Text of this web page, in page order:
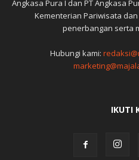
Angkasa Pura I dan PT Angkasa
Kementerian Pariwisata
penerbangan serta
Hubungi kami:
IKUTI